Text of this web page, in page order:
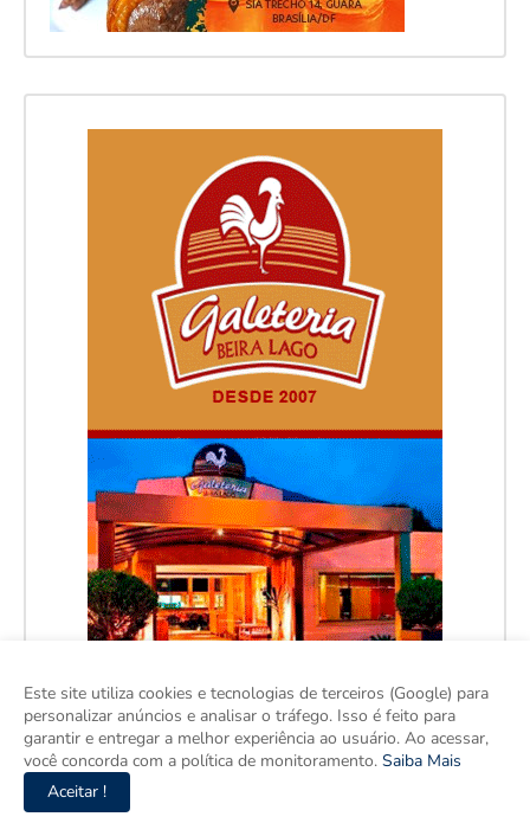
Este site utiliza cookies e tecnologias de terceiros (Google) para
personalizar anúncios e analisar o tráfego. Isso é feito para
garantir e entregar a melhor experiência ao usuário. Ao acessar,
você concorda com a política de monitoramento. Saiba Mais
Aceitar !